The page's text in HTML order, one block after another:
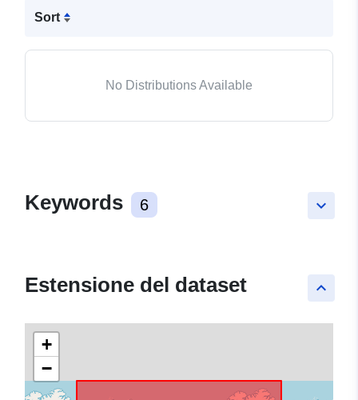
Sort
No Distributions Available
keyboard_arrow_down
Keywords 6
keyboard_arrow_up
Estensione del dataset
+
−